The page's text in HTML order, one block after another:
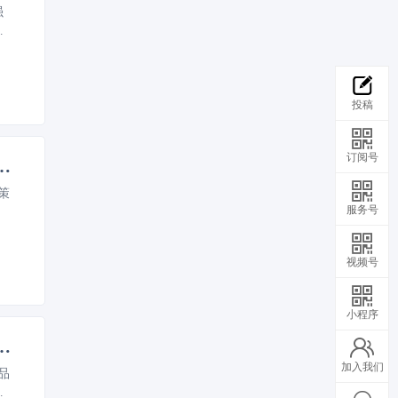
域充换电设施补短板工作
面”一体化推进数字化转型
投稿
订阅号
服务号
视频号
小程序
加入我们